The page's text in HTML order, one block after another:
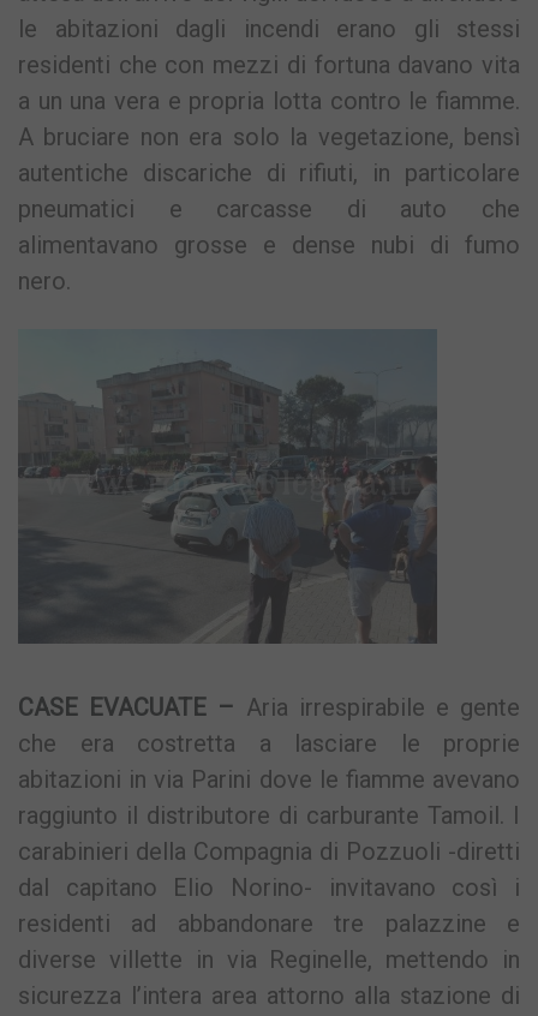
le abitazioni dagli incendi erano gli stessi
residenti che con mezzi di fortuna davano vita
a un una vera e propria lotta contro le fiamme.
A bruciare non era solo la vegetazione, bensì
autentiche discariche di rifiuti, in particolare
pneumatici e carcasse di auto che
alimentavano grosse e dense nubi di fumo
nero.
CASE EVACUATE – Aria irrespirabile e gente
che era costretta a lasciare le proprie
abitazioni in via Parini dove le fiamme avevano
raggiunto il distributore di carburante Tamoil. I
carabinieri della Compagnia di Pozzuoli -diretti
dal capitano Elio Norino- invitavano così i
residenti ad abbandonare tre palazzine e
diverse villette in via Reginelle, mettendo in
sicurezza l’intera area attorno alla stazione di